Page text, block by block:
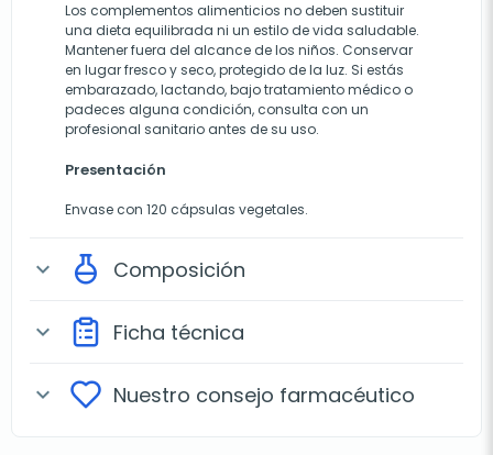
Los complementos alimenticios no deben sustituir
una dieta equilibrada ni un estilo de vida saludable.
Mantener fuera del alcance de los niños. Conservar
en lugar fresco y seco, protegido de la luz. Si estás
embarazado, lactando, bajo tratamiento médico o
padeces alguna condición, consulta con un
profesional sanitario antes de su uso.
Presentación
Envase con 120 cápsulas vegetales.
expand_more Composición
expand_more Ficha técnica
expand_more Nuestro consejo farmacéutico